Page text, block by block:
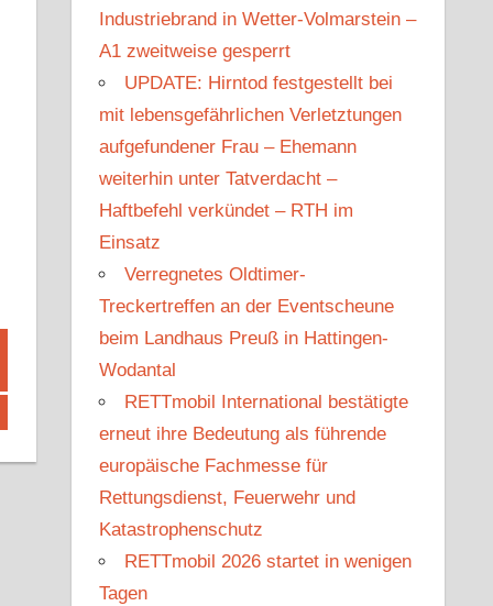
Industriebrand in Wetter-Volmarstein –
A1 zweitweise gesperrt
UPDATE: Hirntod festgestellt bei
mit lebensgefährlichen Verletztungen
aufgefundener Frau – Ehemann
weiterhin unter Tatverdacht –
Haftbefehl verkündet – RTH im
Einsatz
Verregnetes Oldtimer-
Treckertreffen an der Eventscheune
beim Landhaus Preuß in Hattingen-
Wodantal
RETTmobil International bestätigte
erneut ihre Bedeutung als führende
europäische Fachmesse für
Rettungsdienst, Feuerwehr und
Katastrophenschutz
RETTmobil 2026 startet in wenigen
Tagen